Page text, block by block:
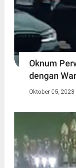
Oknum
dengan
Oktober 05, 2023